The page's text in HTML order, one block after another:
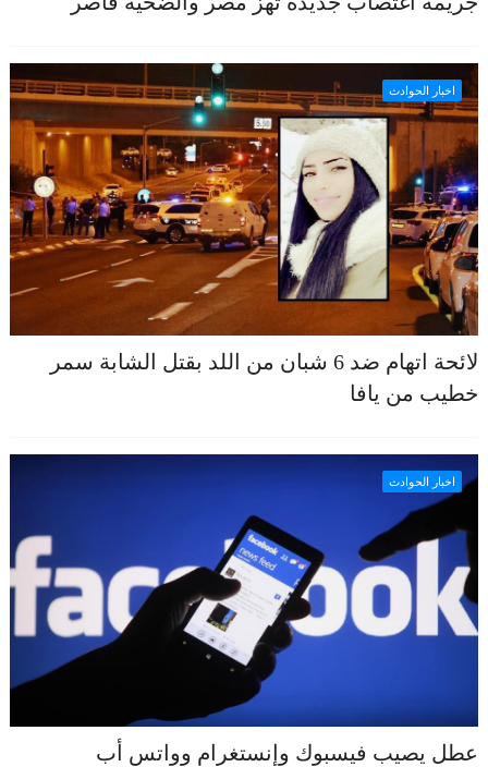
اخبار الحوادث
لائحة اتهام ضد 6 شبان من اللد بقتل الشابة سمر
خطيب من يافا
اخبار الحوادث
عطل يصيب فيسبوك وإنستغرام وواتس أب